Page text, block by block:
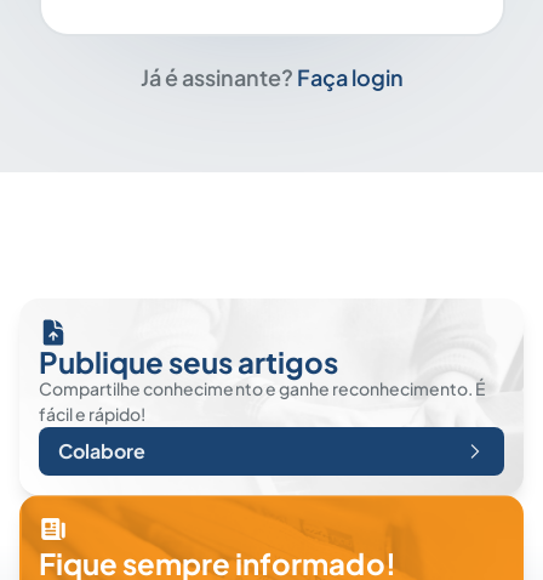
Já é assinante? Faça login
Publique seus artigos
Compartilhe conhecimento e ganhe reconhecimento. É
fácil e rápido!
Colabore
Fique sempre informado!